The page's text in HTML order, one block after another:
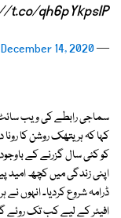
t.co/qh6pYkpsIP
— Kangana Ranaut (@KanganaTeam)
December 14, 2020
سماجی رابطے کی ویب سائٹ
کہا کہ ہریتھک روشن کا
کو کئی سال گزرنے کے
اپنی زندگی میں کچھ امید
ڈرامہ شروع کردیا۔ انہوں
افیئر کے لیے کب تک روئے